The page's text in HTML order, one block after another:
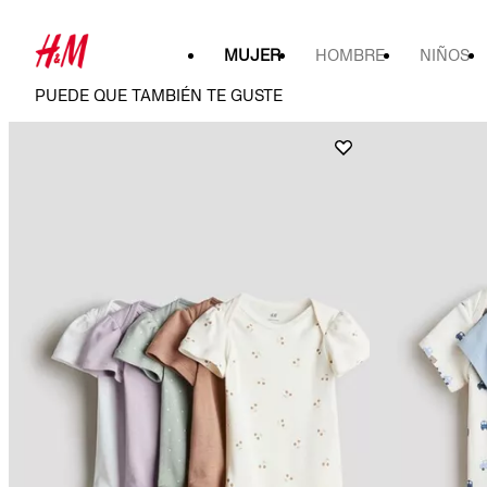
MUJER HOMBRE NIÑOS
PUEDE QUE TAMBIÉN TE GUSTE